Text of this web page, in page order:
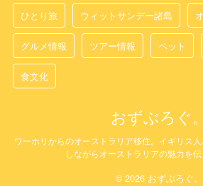
ひとり旅 ウィットサンデー諸島
グルメ情報 ツアー情報 ペット
食文化
おずぶろぐ。
ワーホリからのオーストラリア移住。イギリス
しながらオーストラリアの魅力を伝
© 2026 おずぶろぐ。